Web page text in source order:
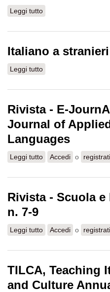
Leggi tutto
Italiano a stranieri
Leggi tutto
Rivista - E-
Journal of
Languages
Leggi tutto su Rivista - E-
Accedi o registrati
Rivista - Scuola
n. 7-9
Leggi tutto su Rivista - Scuola
Accedi o registrati
TILCA, Teaching
and Culture